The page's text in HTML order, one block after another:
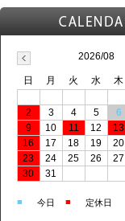
2026/08
日 月 火 水 木
2
3 4 5 6
9
10 11 12 13
16
17 18 19 20
23
24 25 26 27
30
31
■ 今日 ■ 定休日